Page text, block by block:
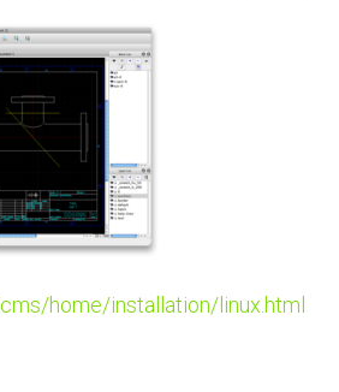
home/installation/linux.html